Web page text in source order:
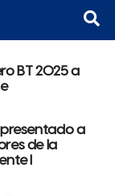
BT 2025 a
presentado a
de la
I